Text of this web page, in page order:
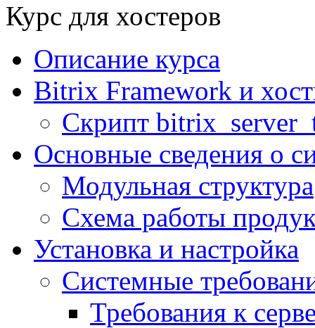
Курс для хостеров
Описание курса
Bitrix Framework и
Скрипт
Основные сведения о
Модульная структура
Схема работы
Установка и настройка
Системные
Требования к